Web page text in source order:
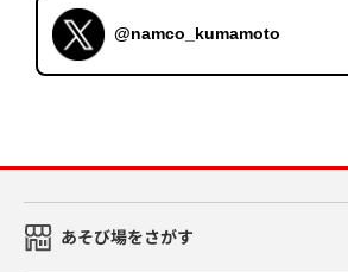
@namco_kumamoto
あそび場をさがす